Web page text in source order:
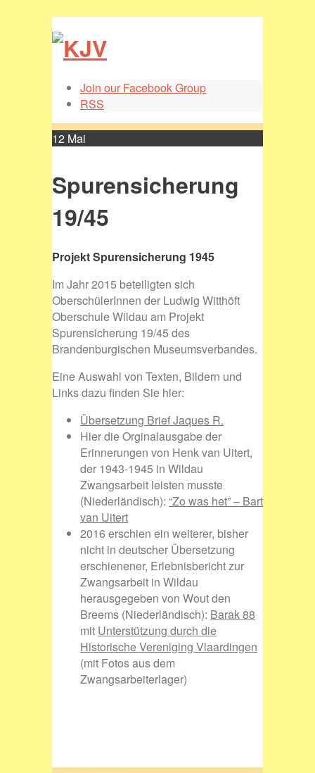
Join our Facebook Group
RSS
12 Mai
Spurensicherung
19/45
Projekt Spurensicherung 1945
Im Jahr 2015 beteiligten sich
OberschülerInnen der Ludwig Witthöft
Oberschule Wildau am Projekt
Spurensicherung 19/45 des
Brandenburgischen Museumsverbandes.
Eine Auswahl von Texten, Bildern und
Links dazu finden Sie hier:
Übersetzung Brief Jaques R.
Hier die Orginalausgabe der
Erinnerungen von Henk van Uitert,
der 1943-1945 in Wildau
Zwangsarbeit leisten musste
(Niederländisch): “Zo was het” – Bart
van Uitert
2016 erschien ein weiterer, bisher
nicht in deutscher Übersetzung
erschienener, Erlebnisbericht zur
Zwangsarbeit in Wildau
herausgegeben von Wout den
Breems (Niederländisch): Barak 88
mit Unterstützung durch die
Historische Vereniging Vlaardingen
(mit Fotos aus dem
Zwangsarbeiterlager)